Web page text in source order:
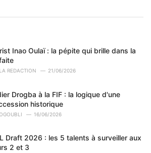
Inao Oulaï : la pépite qui brille dans la
LA REDACTION 21/06/2026
Drogba à la FIF : la logique d'une
historique
16/06/2026
Draft 2026 : les 5 talents à surveiller aux
2 et 3